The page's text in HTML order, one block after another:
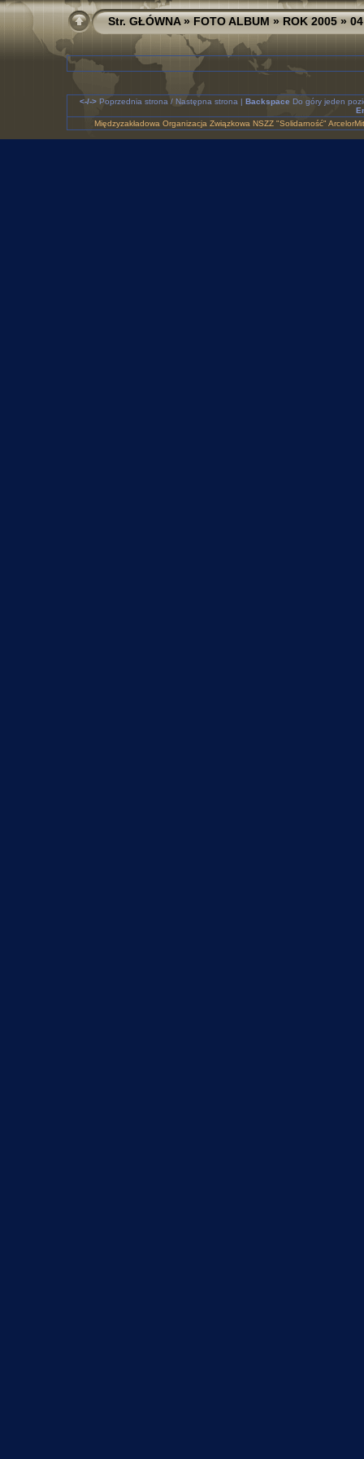
Str. GŁÓWNA»FOTO ALBUM»ROK 2005» 04
<-/->Poprzednia strona / Następna strona | Backspace Do góry jeden
Międzyzakładowa Organizacja Związkowa NSZZ "Solidarność"